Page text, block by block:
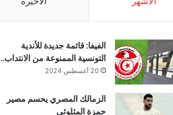
الفيفا: قائمة جديدة للأندية
التونسية الممنوعة من الانتداب..
20 أغسطس 2024
الزمالك المصري يحسم مصير
حمزة المثلوثي